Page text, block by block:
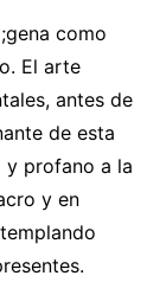
como
El arte
antes de
de esta
y profano a la
y en